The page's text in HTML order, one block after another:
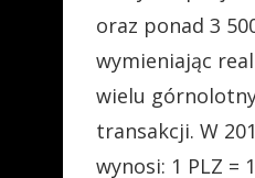
oraz ponad 3
wymieniając
wielu
transakcji. W
wynosi: 1 PLZ